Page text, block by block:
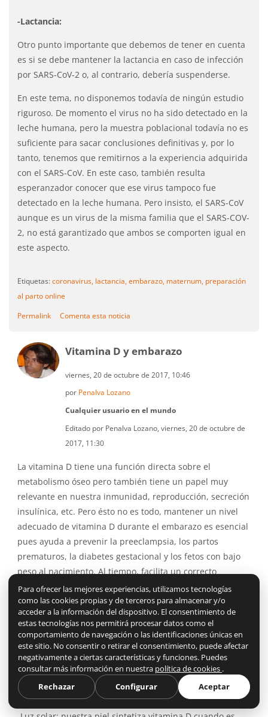
-Lactancia:
Otro punto importante que debemos de tener en cuenta
es si se debe mantener la lactancia en caso de infección
por SARS-CoV-2 o, al contrario, debería suspenderse.
En este tema, no disponemos todavía de ningún estudio
riguroso. De momento el virus no ha sido detectado en la
leche humana, pero la muestra poblacional todavía no es
suficiente para sacar conclusiones definitivas y, por lo
tanto, tenemos que remitirnos a la experiencia adquirida
con el SARS-CoV. En este caso, también resulta
esperanzador conocer que ese virus tampoco fue
detectado en la leche humana. Pero insisto, el SARS-CoV
aunque es un virus de la misma familia que el SARS-COV-
2, no está garantizado que ambos se comporten igual en
este aspecto.
Etiquetas:coronavirus, lactancia, embarazo, maternum, preparación
al parto online
Permalink Comenta esta noticia
Vitamina D y embarazo
viernes, 20 de octubre de 2017, 10:46
por Penalva Lozano
Cualquier usuario en el mundo
Editado por Penalva Lozano, viernes, 20 de octubre de
2017, 11:30
La vitamina D tiene una función directa sobre el
metabolismo óseo pero también tiene un papel muy
relevante en nuestra inmunidad, reproducción, secreción
insulínica, etc. Pero ésto no es todo, mantener un nivel
adecuado de vitamina D durante el embarazo es esencial
pues ayuda a prevenir la preeclampsia, los partos
prematuros, la diabetes gestacional y los fetos con bajo
peso al nacimiento. Al tiempo, facilita un correcto
desarrollo osteo-muscular fetal y previene problemas
óseos futuros en la madre como pueda ser la
osteoporosis.
Los humanos disponemos de dos grandes fuentes de
vitamina D que son la dieta y la luz solar:
-Dieta: pescados grasos, aceite de hígado de pescado,
huevos, leche entera y los derivados lácteos.
Para ofrecer las mejores experiencias, utilizamos tecnologías
como las cookies propias y de terceros para almacenar y/o
acceder a la información del dispositivo. El consentimiento de
estas tecnologías nos permitirá procesar datos como el
comportamiento de navegación o las identificaciones únicas en
este sitio. No consentir o retirar el consentimiento, puede afectar
negativamente a ciertas características y funciones. Puedes
consultar más información en nuestra política de cookies .
Rechazar
Configurar Aceptar